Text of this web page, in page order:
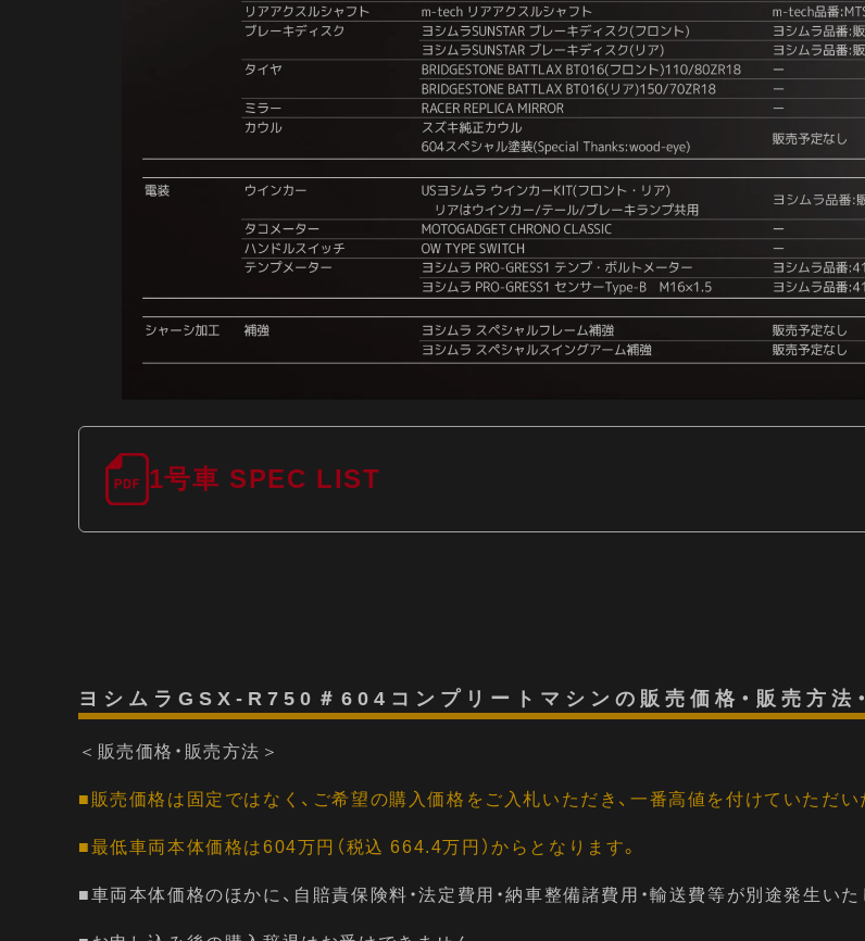
1号車 SPEC LIST
ヨシムラGSX-R750＃604コンプリートマシンの販売価格・販売方法
＜販売価格・販売方法＞
■販売価格は固定ではなく、ご希望の購入価格をご入札いただき、一番高値を付けていただ
■最低車両本体価格は604万円（税込 664.4万円）からとなります。
■車両本体価格のほかに、自賠責保険料・法定費用・納車整備諸費用・輸送費等が別途発生いた